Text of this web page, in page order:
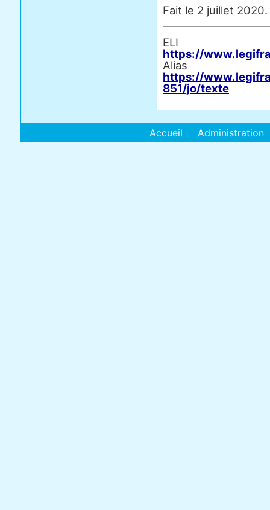
Fait le 2 juillet 2020.
https://
https://
851/jo/texte
Accueil Administration